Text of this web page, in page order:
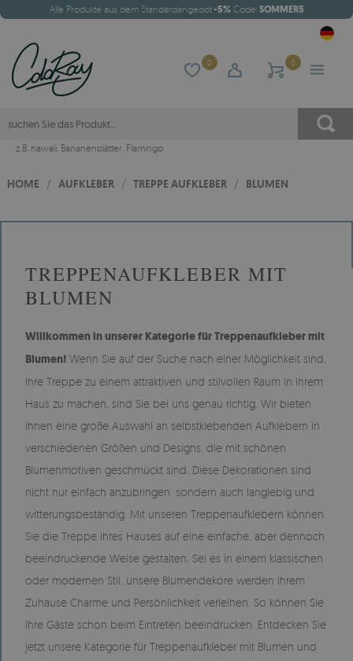
Alle Produkte aus dem Standardangebot-5%Code:SOMMER5
0 0
z.B. hawaii, Bananenblätter, Flamingo
HOME / AUFKLEBER / TREPPE AUFKLEBER / BLUMEN
TREPPENAUFKLEBER MIT
BLUMEN
Willkommen in unserer Kategorie für Treppenaufkleber mit
Blumen! Wenn Sie auf der Suche nach einer Möglichkeit sind,
Ihre Treppe zu einem attraktiven und stilvollen Raum in Ihrem
Haus zu machen, sind Sie bei uns genau richtig. Wir bieten
Ihnen eine große Auswahl an selbstklebenden Aufklebern in
verschiedenen Größen und Designs, die mit schönen
Blumenmotiven geschmückt sind. Diese Dekorationen sind
nicht nur einfach anzubringen, sondern auch langlebig und
witterungsbeständig. Mit unseren Treppenaufklebern können
Sie die Treppe Ihres Hauses auf eine einfache, aber dennoch
beeindruckende Weise gestalten. Sei es in einem klassischen
oder modernen Stil, unsere Blumendekore werden Ihrem
Zuhause Charme und Persönlichkeit verleihen. So können Sie
Ihre Gäste schon beim Eintreten beeindrucken. Entdecken Sie
jetzt unsere Kategorie für Treppenaufkleber mit Blumen und